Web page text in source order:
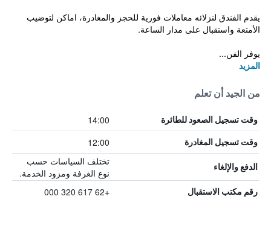
يقدم الفندق لنزلائه معاملات فورية للحجز والمغادرة، اماكن لتوضيب
الأمتعة واستقبال على مدار الساعة.
يوفر الفن...
المزيد
من الجيد أن تعلم
وقت تسجيل الصعود للطائرة 14:00
وقت تسجيل المغادرة 12:00
الدفع والإلغاء
تختلف السياسات حسب
نوع الغرفة ومزود الخدمة.
رقم مكتب الاستقبال +62 617 320 000